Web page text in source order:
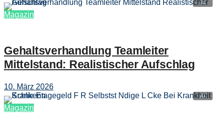
Magazin
Gehaltsverhandlung Teamleiter
Mittelstand: Realistischer Aufschlag
10. März 2026
Magazin